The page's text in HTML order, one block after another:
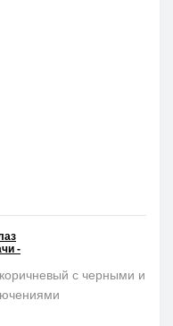
-
с черными и